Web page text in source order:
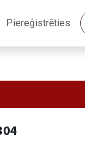
Piereģistrēties